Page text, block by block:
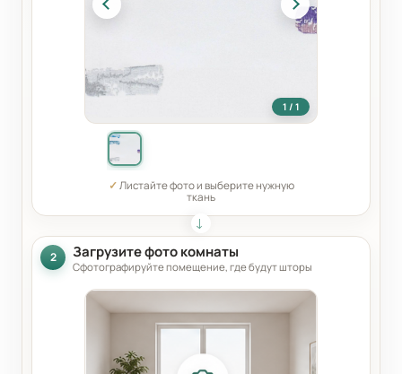
1 / 1
✓Листайте фото и выберите нужную
ткань
2 Загрузите фото комнаты
Сфотографируйте помещение, где будут шторы